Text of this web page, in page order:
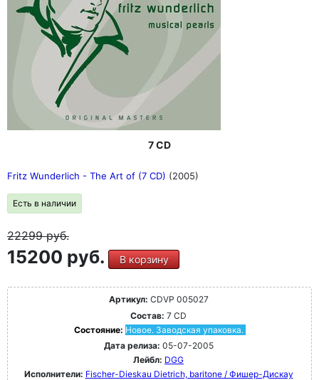
7 CD
Fritz Wunderlich - The Art of (7 CD) (2005)
Есть в наличии
22299руб.
15200 руб. В корзину
Артикул: CDVP 005027
Состав: 7 CD
Состояние: Новое. Заводская упаковка.
Дата релиза: 05-07-2005
Лейбл: DGG
Исполнители: Fischer-Dieskau Dietrich, baritone / Фишер-Дискау